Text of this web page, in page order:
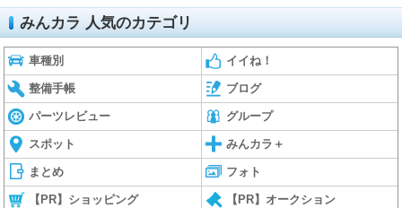
みんカラ 人気のカテゴリ
車種別 イイね！
整備手帳 ブログ
パーツレビュー グループ
スポット みんカラ＋
まとめ フォト
【PR】ショッピング 【PR】オークション